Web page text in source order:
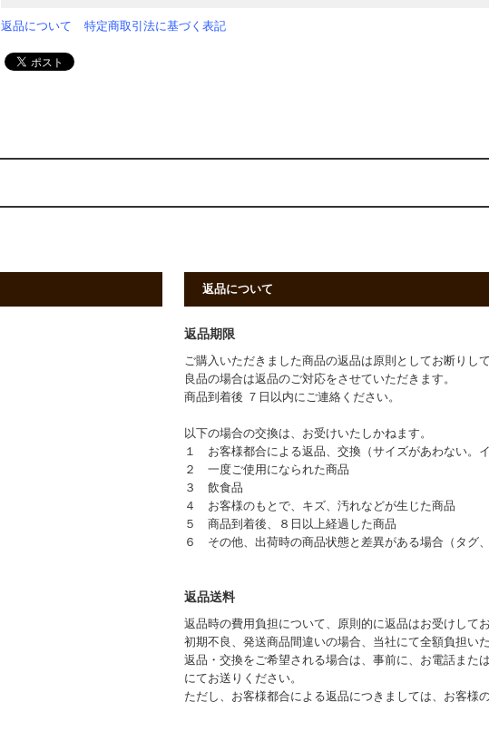
返品について 特定商取引法に基づく表記
返品について
返品期限
ご購入いただきました商品の返品は原則としてお断りし
良品の場合は返品のご対応をさせていただきます。
商品到着後 ７日以内にご連絡ください。
以下の場合の交換は、お受けいたしかねます。
１ お客様都合による返品、交換（サイズがあわない。
２ 一度ご使用になられた商品
３ 飲食品
４ お客様のもとで、キズ、汚れなどが生じた商品
５ 商品到着後、８日以上経過した商品
６ その他、出荷時の商品状態と差異がある場合（タグ、
返品送料
返品時の費用負担について、原則的に返品はお受けしてお
初期不良、発送商品間違いの場合、当社にて全額負担いた
返品・交換をご希望される場合は、事前に、お電話また
にてお送りください。
ただし、お客様都合による返品につきましては、お客様